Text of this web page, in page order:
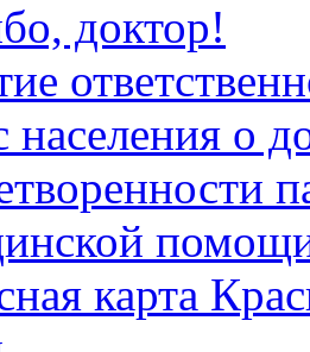
доктор!
о
карта